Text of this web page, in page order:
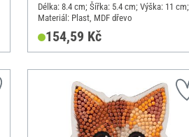
Délka: 8.4 cm; Šířka: 5.4 cm; Výška: 11 cm;
Materiál: Plast, MDF dřevo
154,59 Kč